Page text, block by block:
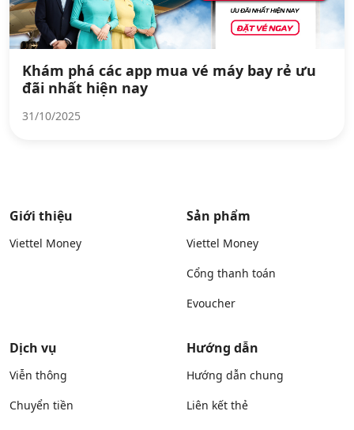
Khám phá các app mua vé máy bay rẻ ưu
đãi nhất hiện nay
31/10/2025
Giới thiệu
Viettel Money
Sản phẩm
Viettel Money
Cổng thanh toán
Evoucher
Dịch vụ
Viễn thông
Chuyển tiền
Hướng dẫn
Hướng dẫn chung
Liên kết thẻ